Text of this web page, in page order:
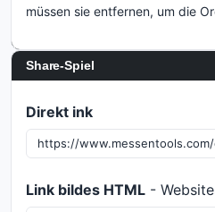
müssen sie entfernen, um die
Share-Spiel
Direkt ink
Link bildes HTML -